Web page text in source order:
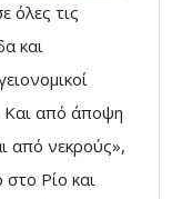
όλες τις
και
Και από άποψη
από νεκρούς»,
στο Ρίο και